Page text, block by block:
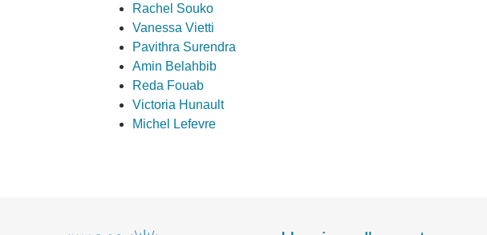
Rachel Souko
Vanessa Vietti
Pavithra Surendra
Amin Belahbib
Reda Fouab
Victoria Hunault
Michel Lefevre